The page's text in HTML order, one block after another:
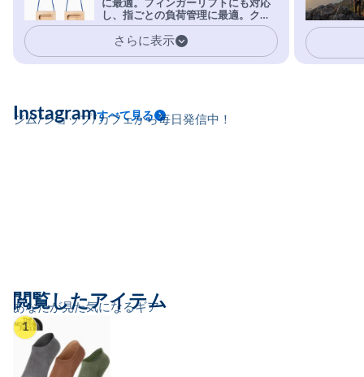
安心感。
に最適。フィンガーリフトにも対応
し、指ごとの負荷管理に最適。クラ
イマーの指を本気で鍛えるギア。
さらに表示
ジム/ショップ/カフェから毎日発信中！
Instagramすべて見る
あなたが見た気になるギア
閲覧したアイテム
1